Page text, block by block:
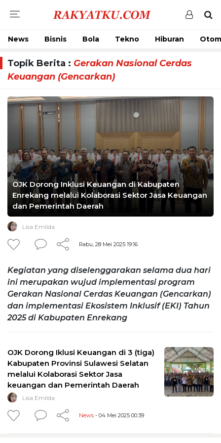
News Bisnis Bola Tekno Hiburan
Topik Berita : Gerakan Nasional Cerdas
Keuangan (Gencarkan)
OJK Dorong Inklusi Keuangan di Kabupaten
Enrekang melalui Kolaborasi Sektor Jasa Keuangan
dan Pemerintah Daerah
Lisa Emilda
Rabu, 28 Mei 2025 19:16
Kegiatan yang diselenggarakan selama dua hari
ini merupakan wujud implementasi program
Gerakan Nasional Cerdas Keuangan (Gencarkan)
dan implementasi Ekosistem Inklusif (EKI) Tahun
2025 di Kabupaten Enrekang
OJK Dorong Iklusi Keuangan di 3 (tiga)
Kabupaten Provinsi Sulawesi Selatan
melalui Kolaborasi Sektor Jasa
keuangan dan Pemerintah Daerah
Lisa Emilda
News - 04 Mei 2025 00:39